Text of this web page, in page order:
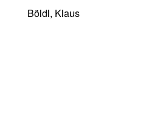
Böldl, Klaus